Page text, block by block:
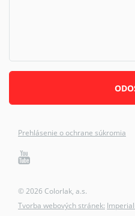
Prehlásenie o ochrane súkromia
© 2026 Colorlak, a.s.
Tvorba webových stránek: